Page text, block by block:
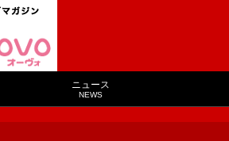
ニュース
NEWS